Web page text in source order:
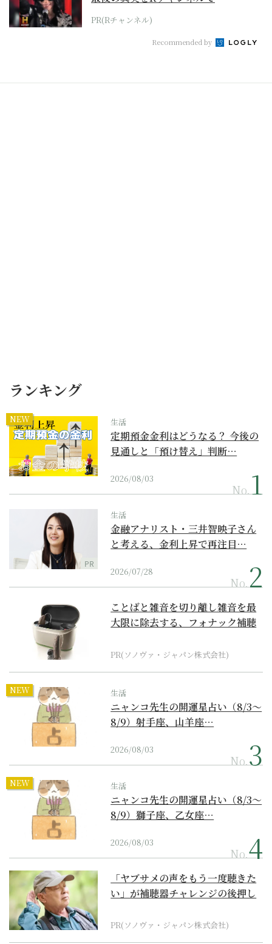
PR(Rチャンネル)
Recommended by
ランキング
NEW 生活
定期預金金利はどうなる？ 今後の
見通しと「預け替え」判断…
2026/08/03
No.
PR
生活
金融アナリスト・三井智映子さん
と考える、金利上昇で再注目…
2026/07/28
No.
ことばと雑音を切り離し雑音を最
大限に除去する、フォナック補聴
PR(ソノヴァ・ジャパン株式会社)
NEW 生活
ニャンコ先生の開運星占い（8/3～
8/9）射手座、山羊座…
2026/08/03
No.
NEW 生活
ニャンコ先生の開運星占い（8/3～
8/9）獅子座、乙女座…
2026/08/03
No.
「ヤブサメの声をもう一度聴きた
い」が補聴器チャレンジの後押し
PR(ソノヴァ・ジャパン株式会社)